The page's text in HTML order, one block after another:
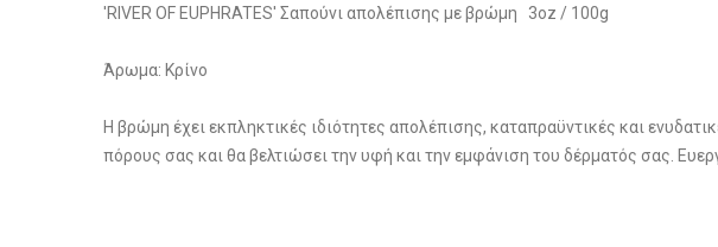
'RIVER OF EUPHRATES' Σαπούνι απολέπισης με βρώμη 3oz / 100g
Άρωμα: Κρίνο
Η βρώμη έχει εκπληκτικές ιδιότητες απολέπισης, καταπραϋντικές και
πόρους σας και θα βελτιώσει την υφή και την εμφάνιση του δέρματός σας.